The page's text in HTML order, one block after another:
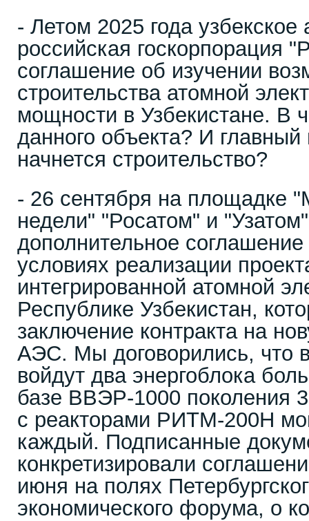
- Летом 2025 года узбекское
российская госкорпорация
соглашение об изучении
строительства атомной
мощности в Узбекистане. В
данного объекта? И главный
начнется строительство?
- 26 сентября на площадке
недели" "Росатом" и
дополнительное
условиях реализации
интегрированной атомной
Республике Узбекистан,
заключение контракта на
АЭС. Мы договорились, что
войдут два энергоблока
базе ВВЭР-1000 поколения
с реакторами РИТМ-200Н
каждый. Подписанные
конкретизировали
июня на полях
экономического форума, о